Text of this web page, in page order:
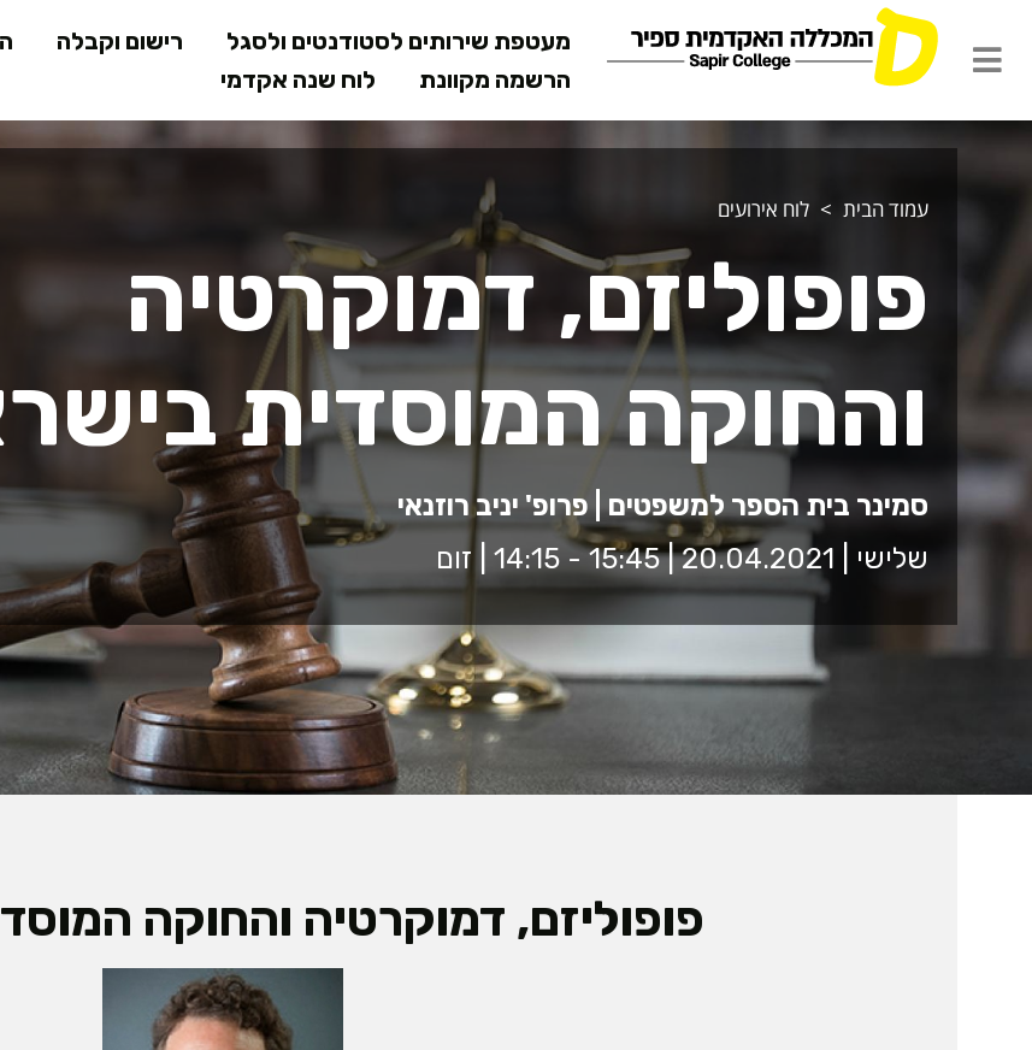
לתוכן
המרכזי
מעטפת שירותים לסטודנטים ולסגל רישום וקבלה
הרשמה מקוונת
לוח שנה אקדמי
עמוד הבית לוח אירועים
פופוליזם, דמוקרטיה
והחוקה המוסדית
סמינר בית הספר למשפטים | פרופ' יניב רוזנאי
שלישי | 20.04.2021 | 15:45 - 14:15 | זום
פופוליזם, דמוקרטיה והחוקה